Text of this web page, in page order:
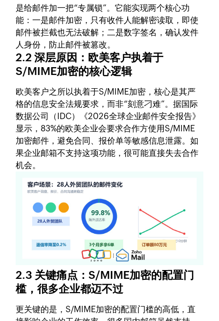
是给邮件加一把“专属锁”。它能实现两个核心功
能：一是邮件加密，只有收件人能解密读取，即使
邮件被拦截也无法破解；二是数字签名，确认发件
人身份，防止邮件被篡改。
2.2 深层原因：欧美客户执着于
S/MIME加密的核心逻辑
欧美客户之所以执着于S/MIME加密，核心是其严
格的信息安全法规要求，而非“刻意刁难”。据国际
数据公司（IDC）《2026全球企业邮件安全报告》
显示，83%的欧美企业会要求合作方使用S/MIME
加密邮件，避免合同、报价单等敏感信息泄露。如
果企业邮箱不支持这项功能，很可能直接失去合作
机会。
2.3 关键痛点：S/MIME加密的配置门
槛，很多企业都迈不过
更关键的是，S/MIME加密的配置门槛的高低，直